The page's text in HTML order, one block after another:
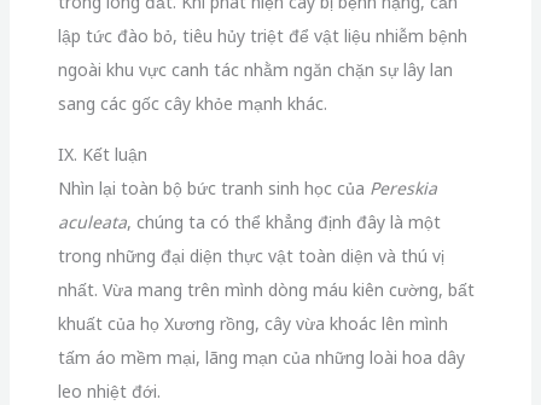
lập tức đào bỏ, tiêu hủy triệt để vật liệu nhiễm bệnh
ngoài khu vực canh tác nhằm ngăn chặn sự lây lan
sang các gốc cây khỏe mạnh khác.
IX. Kết luận
Nhìn lại toàn bộ bức tranh sinh học của Pereskia
aculeata, chúng ta có thể khẳng định đây là một
trong những đại diện thực vật toàn diện và thú vị
nhất. Vừa mang trên mình dòng máu kiên cường, bất
khuất của họ Xương rồng, cây vừa khoác lên mình
tấm áo mềm mại, lãng mạn của những loài hoa dây
leo nhiệt đới.